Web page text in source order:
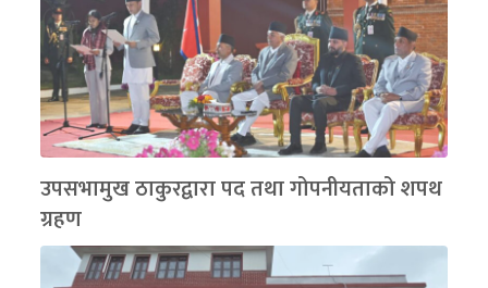
उपसभामुख ठाकुरद्वारा पद तथा गोपनीयताको शपथ
ग्रहण